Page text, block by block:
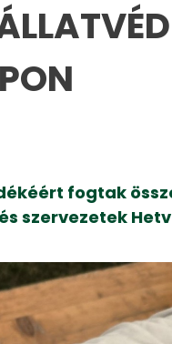
fogtak
szervezetek